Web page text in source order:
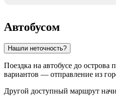
Автобусом
Нашли неточность?
Поездка на автобусе до
вариантов — отправление из
Другой доступный маршрут